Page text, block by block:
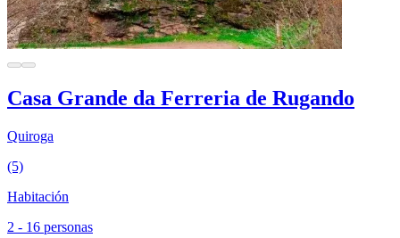
Casa Grande da Ferreria de Rugando
Quiroga
(5)
Habitación
2 - 16 personas